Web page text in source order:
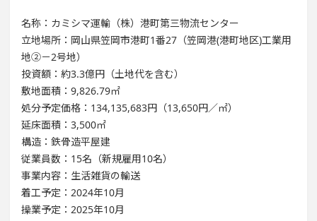
名称：カミシマ運輸（株）港町第三物流センター
立地場所：岡山県笠岡市港町1番27（笠岡港(港町地区)工業用
地②－2号地）
投資額：約3.3億円（土地代を含む）
敷地面積：9,826.79㎡
処分予定価格：134,135,683円（13,650円／㎡）
延床面積：3,500㎡
構造：鉄骨造平屋建
従業員数：15名（新規雇用10名）
事業内容：生活雑貨の輸送
着工予定：2024年10月
操業予定：2025年10月